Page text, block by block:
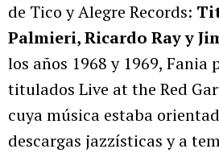
de Tico y Alegre Records:
Palmieri, Ricardo Ray y
los años 1968 y 1969, Fania
titulados Live at the Red
cuya música estaba
descargas jazzísticas y a